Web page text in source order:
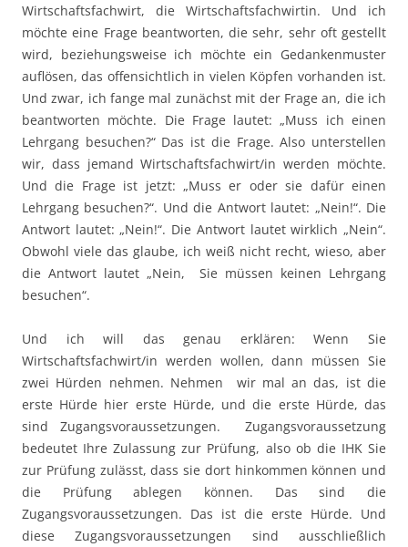
Wirtschaftsfachwirt, die Wirtschaftsfachwirtin. Und ich
möchte eine Frage beantworten, die sehr, sehr oft gestellt
wird, beziehungsweise ich möchte ein Gedankenmuster
auflösen, das offensichtlich in vielen Köpfen vorhanden ist.
Und zwar, ich fange mal zunächst mit der Frage an, die ich
beantworten möchte. Die Frage lautet: „Muss ich einen
Lehrgang besuchen?“ Das ist die Frage. Also unterstellen
wir, dass jemand Wirtschaftsfachwirt/in werden möchte.
Und die Frage ist jetzt: „Muss er oder sie dafür einen
Lehrgang besuchen?“. Und die Antwort lautet: „Nein!“. Die
Antwort lautet: „Nein!“. Die Antwort lautet wirklich „Nein“.
Obwohl viele das glaube, ich weiß nicht recht, wieso, aber
die Antwort lautet „Nein, Sie müssen keinen Lehrgang
besuchen“.
Und ich will das genau erklären: Wenn Sie
Wirtschaftsfachwirt/in werden wollen, dann müssen Sie
zwei Hürden nehmen. Nehmen wir mal an das, ist die
erste Hürde hier erste Hürde, und die erste Hürde, das
sind Zugangsvoraussetzungen. Zugangsvoraussetzung
bedeutet Ihre Zulassung zur Prüfung, also ob die IHK Sie
zur Prüfung zulässt, dass sie dort hinkommen können und
die Prüfung ablegen können. Das sind die
Zugangsvoraussetzungen. Das ist die erste Hürde. Und
diese Zugangsvoraussetzungen sind ausschließlich